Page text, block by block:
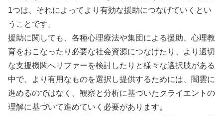
1つは、それによってより有効な援助につなげていくとい
うことです。
援助に関しても、各種心理療法や集団による援助、心理教
育をおこなったり必要な社会資源につなげたり、より適切
な支援機関へリファーを検討したりと様々な選択肢がある
中で、より有用なものを選択し提供するためには、闇雲に
進めるのではなく、観察と分析に基づいたクライエントの
理解に基づいて進めていく必要があります。